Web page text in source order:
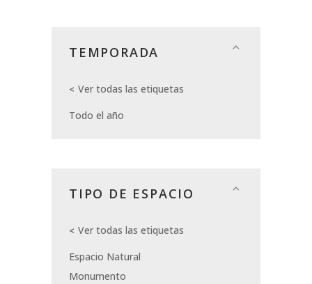
TEMPORADA
Ver todas las etiquetas
Todo el año
TIPO DE ESPACIO
Ver todas las etiquetas
Espacio Natural
Monumento